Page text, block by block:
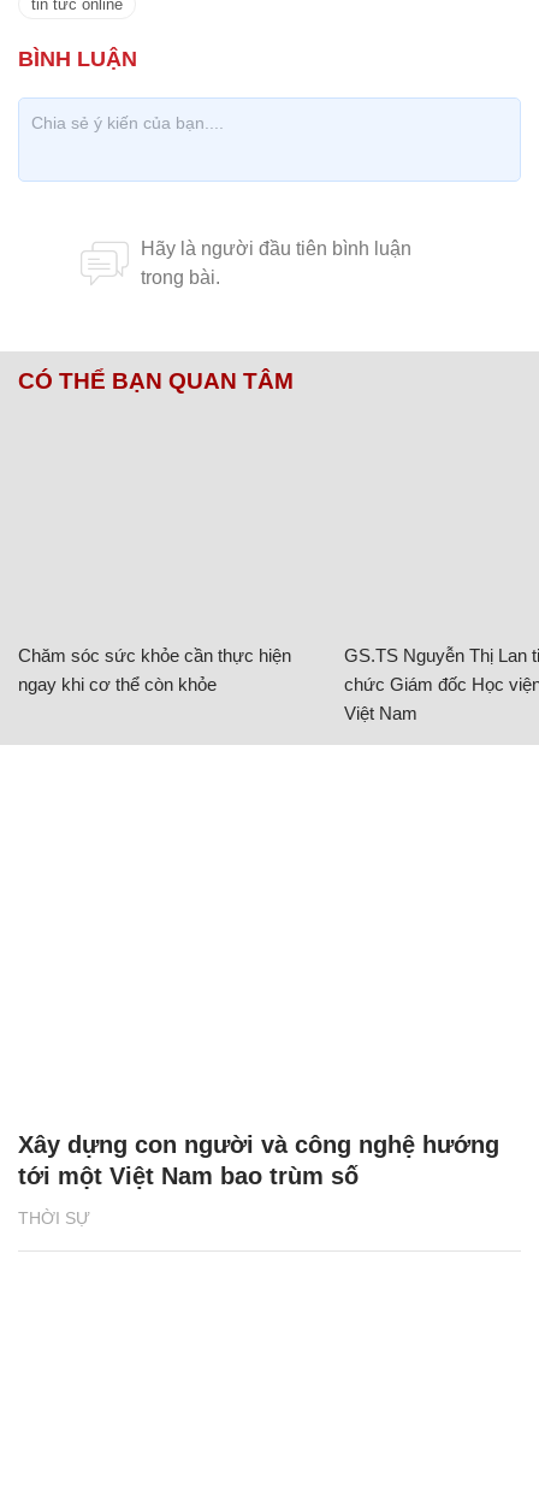
tin tức online
CÓ THỂ BẠN QUAN TÂM
Chăm sóc sức khỏe cần thực hiện
ngay khi cơ thể còn khỏe
GS.TS Nguyễn Thị Lan
chức Giám đốc Học
Việt Nam
THỜI SỰ
Xây dựng con người và công nghệ hướng
tới một Việt Nam bao trùm số